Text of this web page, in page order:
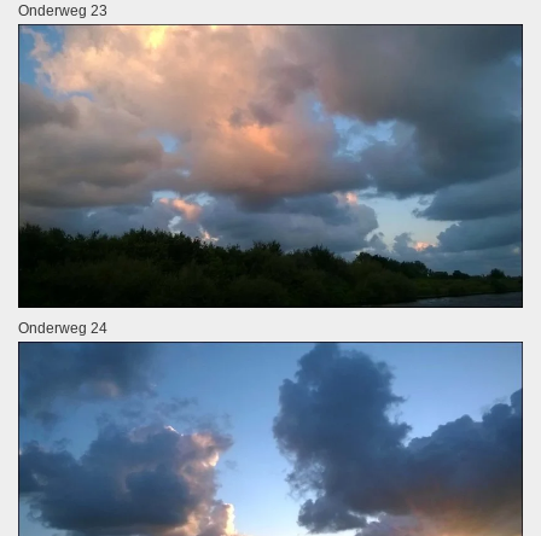
Onderweg 23
Onderweg 24